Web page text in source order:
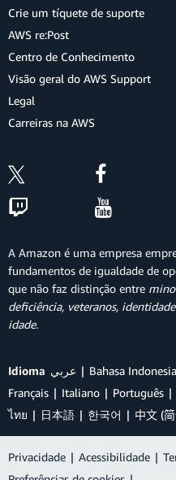
Crie um tíquete de suporte
AWS re:Post
Centro de Conhecimento
Visão geral do AWS Support
Legal
Carreiras na AWS
A Amazon é uma empresa
fundamentos de igualdade de
que não faz distinção entre
deficiência, veteranos,
idade.
Idioma عربي Bahasa Indonesia
Français
Italiano Português
ไทย
日本語 한국어 中文 (
Privacidade | Acessibilidade |